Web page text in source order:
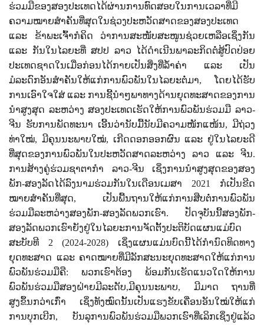
ຮ່ວມມືຂອງສອງປະເທດໄດ້ຜ່ານການທົດສອບໃນການເວລາທີ່ມີ
ຄວາມໝາຍສໍາຄັນທີ່ສຸດໃນຊ່ວງປະຫວັດສາດຂອງສອງປະເທດ
ແລະ ຂ້າພະເຈົ້າກໍຄິດ ວ່າການສະໜັບສະໜູນຊ່ວຍເຫລືອເຊິ່ງກັນ
ແລະ ກັນໃນໄລຍະທີ່ ສປປ ລາວ ໄດ້ດໍາເນີນພາລະກິດຕໍ່ສູ້ປົດປ່ອຍ
ປະເທດຊາດໃນເມື່ອກ່ອນໄດ້ກາຍເປັນສິ່ງທີ່ລໍ້າຄ່າ ແລະ ເປັນ
ມໍລະດົກອັນສໍາຄັນໃຫ້ແກ່ການພົວພັນໃນໄລຍະຕໍ່ມາ, ໂດຍໄດ້ຮັບ
ການເອົາໃຈໃສ່ ແລະ ການຊີ້ນໍາໆພາທາງດ້ານຍຸດທະສາດຂອງການ
ນໍາສູງສຸດ ລະຫວ່າງ ສອງປະເທດເຮັດໃຫ້ການພົວພັນຮ່ວມມື ລາວ-
ຈີນ ຮັບການພັດທະນາ ເອີ້ນວ່ານັບມື້ນັບມີຄວາມໜັກແໜ້ນ, ມີຖ່ວງ
ທ່າໃໝ່, ມີຄຸນນະພາບໃໝ່, ເກີດດອກອອກຜົນ ແລະ ຢູ່ໃນໄລຍະດີ
ທີ່ສຸດຂອງການພົວພັນໃນປະຫວັດສາດລະຫວ່າງ ລາວ ແລະ ຈີນ.
ການສ້າງຄູ່ຮ່ວມຊາຕາກໍາ ລາວ-ຈີນ ເຊິ່ງການນໍາສູງສຸດຂອງສອງ
ພັກ-ສອງລັດໄດ້ລົງນາມຮ່ວມກັນໃນເດືອນເມສາ 2021
ກໍເປັນຂີດ
ໝາຍສໍາຄັນທີ່ສຸດ,
ເປັນພື້ນຖານໃຫ້ແກ່ການສືບຕໍ່ການພົວພັນ
ຮ່ວມມືລະຫວ່າງສອງພັກ-ສອງລັດພວກເຮົາ. ປັດຈຸບັນນີ້ສອງພັກ-
ສອງລັດພວກເຮົາຍັງຢູ່ໃນໄລຍະການຈັດຕັ້ງປະຕິບັດແຜນແມ່ບົດ
ສະບັບທີ 2 (2024-2028) ເຊິ່ງແຜນແມ່ນບົດນີ້ໄດ້ກໍານົດທິດທາງ
ຍຸດທະສາດ ແລະ ຄາດໝາຍທີ່ມີລັກສະນະຍຸດທະສາດໃຫ້ແກ່ການ
ພົວພັນຮ່ວມມືຄື: ພວກເຮົາຕ້ອງ ພ້ອມກັນເຮັດແນວໃດໃຫ້ການ
ພົວພັນຮ່ວມມືສອງຝ່າຍມີລະດັບ,ມີຄຸນນະພາບ, ມີມາດ ຖານທີ່
ສູງຂຶ້ນກວ່າເກົ່າ ເຊິ່ງທັງໝົດນັ້ນເປັນແຮງຂັບເຄື່ອນອັນໃໝ່ໃຫ້ແກ່
ການບຸກເບີກ, ບັນລຸການພົວພັນຮ່ວມມືພວກເຮົາທີ່ເລິກເຊິ່ງຢູ່ແລ້ວ